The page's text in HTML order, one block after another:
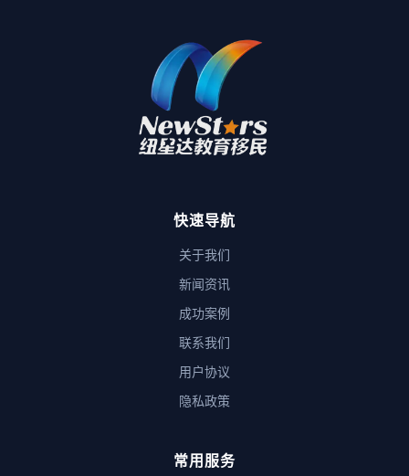
快速导航
关于我们
新闻资讯
成功案例
联系我们
用户协议
隐私政策
常用服务